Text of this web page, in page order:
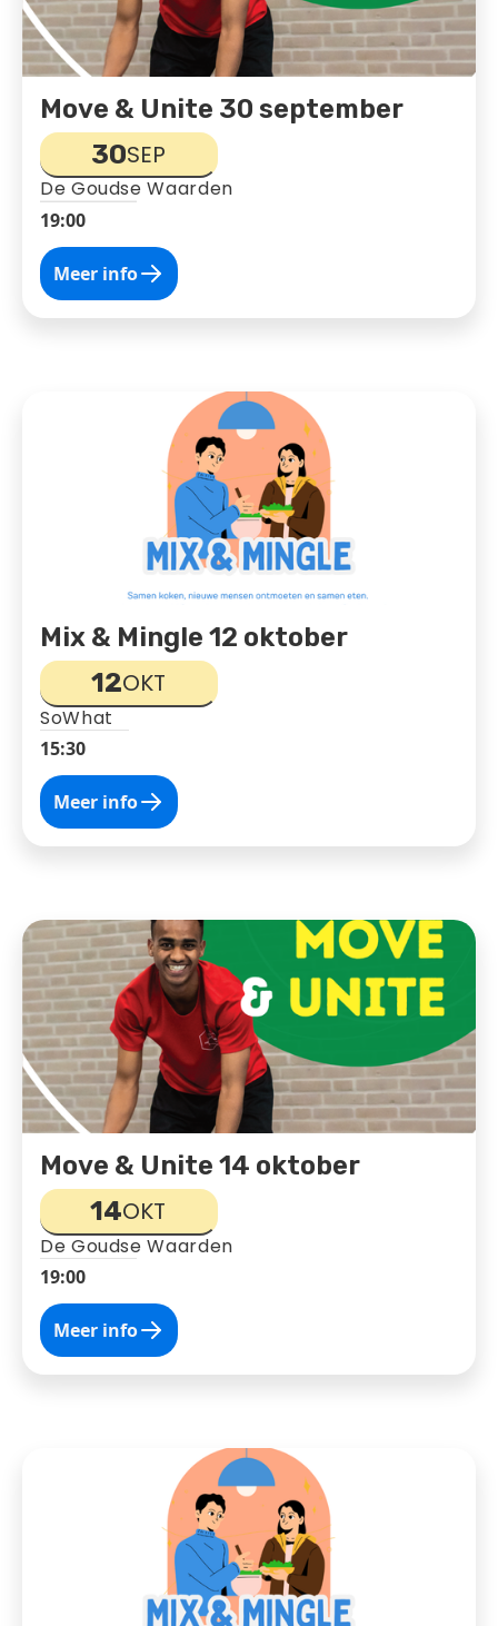
Move & Unite 30 september
30SEP
De Goudse Waarden
19:00
Meer info
Mix & Mingle 12 oktober
12OKT
SoWhat
15:30
Meer info
Move & Unite 14 oktober
14OKT
De Goudse Waarden
19:00
Meer info